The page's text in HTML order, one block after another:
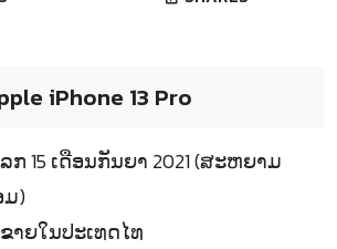
iPhone 13 Pro
ກ 15 ເດືອນກັນຍາ 2021 (ສະຫຍາມ
)
າຍໃນປະເທດໄທ